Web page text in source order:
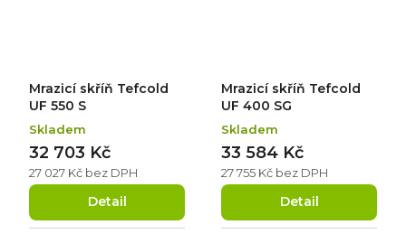
Mrazicí skříň Tefcold
UF 550 S
Skladem
27 027 Kč bez DPH
32 703 Kč
Detail
Mrazicí skříň Tefcold
UF 400 SG
Skladem
27 755 Kč bez DPH
33 584 Kč
Detail